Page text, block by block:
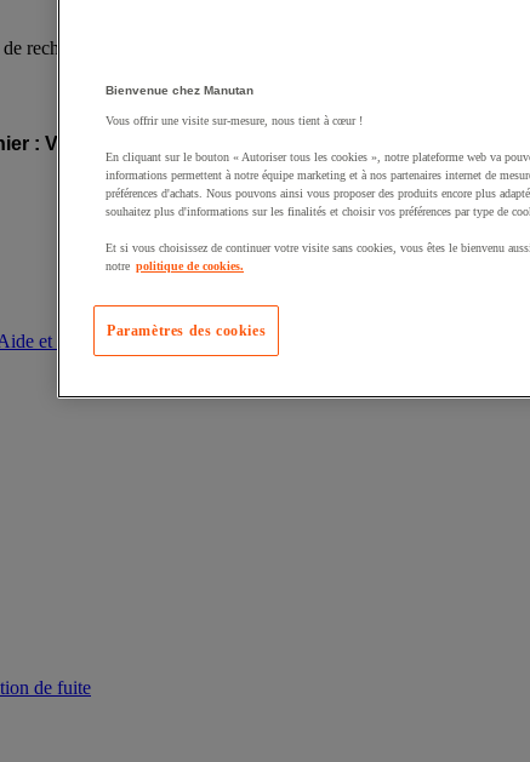
recherche
: Vous avez ajouté un produit à votre panier :
et contact
de fuite
Bienvenue chez Manutan
Vous offrir une visite sur-mesure, nous tient à cœur !
En cliquant sur le bouton « Autoriser tous les cookies », notre plateforme web va
informations permettent à notre équipe marketing et à nos partenaires internet de
préférences d'achats. Nous pouvons ainsi vous proposer des produits encore plus
souhaitez plus d'informations sur les finalités et choisir vos préférences par type de
Et si vous choisissez de continuer votre visite sans cookies, vous êtes le bienvenu
notre politique de cookies.
Paramètres des cookies